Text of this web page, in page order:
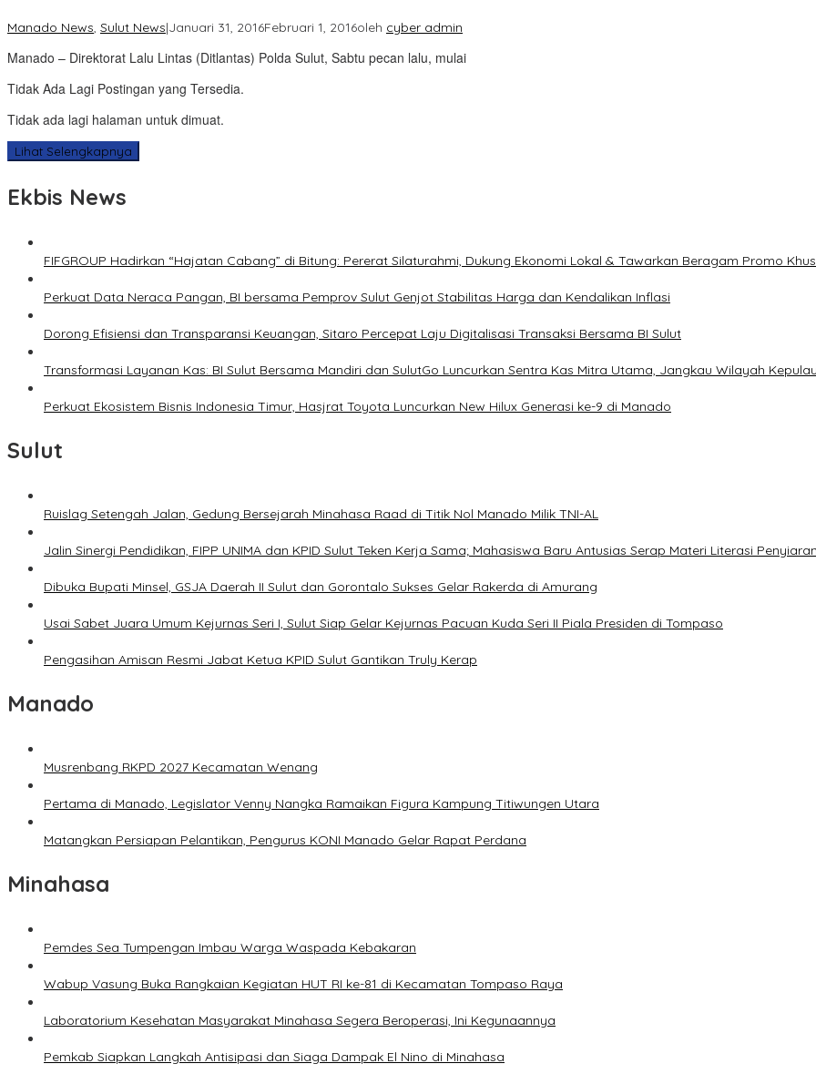
Manado News, Sulut News|Januari 31, 2016Februari 1, 2016oleh cyber admin
Manado – Direktorat Lalu Lintas (Ditlantas) Polda Sulut, Sabtu pecan lalu, mulai
Tidak Ada Lagi Postingan yang Tersedia.
Tidak ada lagi halaman untuk dimuat.
Lihat Selengkapnya
Ekbis News
FIFGROUP Hadirkan “Hajatan Cabang” di Bitung: Pererat Silaturahmi, Dukung Ekonomi Lokal & Tawarkan Beragam Promo
Perkuat Data Neraca Pangan, BI bersama Pemprov Sulut Genjot Stabilitas Harga dan Kendalikan Inflasi
Dorong Efisiensi dan Transparansi Keuangan, Sitaro Percepat Laju Digitalisasi Transaksi Bersama BI Sulut
Transformasi Layanan Kas: BI Sulut Bersama Mandiri dan SulutGo Luncurkan Sentra Kas Mitra Utama, Jangkau Wilayah
Perkuat Ekosistem Bisnis Indonesia Timur, Hasjrat Toyota Luncurkan New Hilux Generasi ke-9 di Manado
Sulut
Ruislag Setengah Jalan, Gedung Bersejarah Minahasa Raad di Titik Nol Manado Milik TNI-AL
Jalin Sinergi Pendidikan, FIPP UNIMA dan KPID Sulut Teken Kerja Sama; Mahasiswa Baru Antusias Serap Materi Literasi Penyiaran
Dibuka Bupati Minsel, GSJA Daerah II Sulut dan Gorontalo Sukses Gelar Rakerda di Amurang
Usai Sabet Juara Umum Kejurnas Seri I, Sulut Siap Gelar Kejurnas Pacuan Kuda Seri II Piala Presiden di Tompaso
Pengasihan Amisan Resmi Jabat Ketua KPID Sulut Gantikan Truly Kerap
Manado
Musrenbang RKPD 2027 Kecamatan Wenang
Pertama di Manado, Legislator Venny Nangka Ramaikan Figura Kampung Titiwungen Utara
Matangkan Persiapan Pelantikan, Pengurus KONI Manado Gelar Rapat Perdana
Minahasa
Pemdes Sea Tumpengan Imbau Warga Waspada Kebakaran
Wabup Vasung Buka Rangkaian Kegiatan HUT RI ke-81 di Kecamatan Tompaso Raya
Laboratorium Kesehatan Masyarakat Minahasa Segera Beroperasi, Ini Kegunaannya
Pemkab Siapkan Langkah Antisipasi dan Siaga Dampak El Nino di Minahasa